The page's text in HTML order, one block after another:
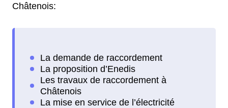
Châtenois: